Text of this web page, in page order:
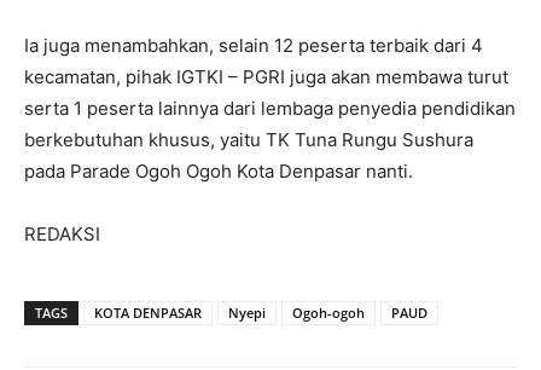
Ia juga menambahkan, selain 12 peserta terbaik dari 4
kecamatan, pihak IGTKI – PGRI juga akan membawa turut
serta 1 peserta lainnya dari lembaga penyedia pendidikan
berkebutuhan khusus, yaitu TK Tuna Rungu Sushura
pada Parade Ogoh Ogoh Kota Denpasar nanti.
REDAKSI
TAGS KOTA DENPASAR Nyepi Ogoh-ogoh PAUD